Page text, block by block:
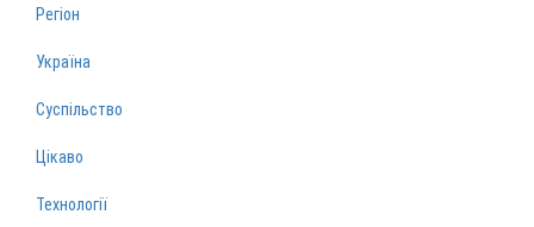
Регіон
Україна
Суспільство
Цікаво
Технології